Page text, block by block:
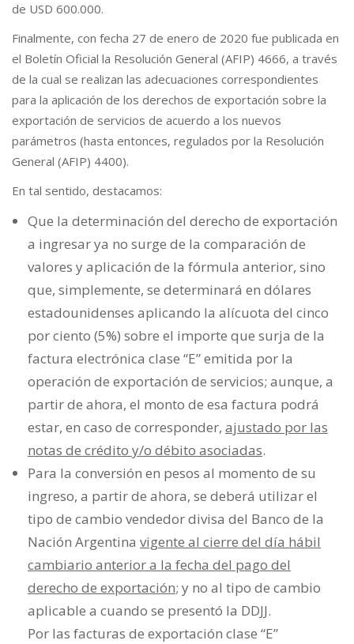
de USD 600.000.
Finalmente, con fecha 27 de enero de 2020 fue publicada en
el Boletín Oficial la Resolución General (AFIP) 4666, a través
de la cual se realizan las adecuaciones correspondientes
para la aplicación de los derechos de exportación sobre la
exportación de servicios de acuerdo a los nuevos
parámetros (hasta entonces, regulados por la Resolución
General (AFIP) 4400).
En tal sentido, destacamos:
Que la determinación del derecho de exportación
a ingresar ya no surge de la comparación de
valores y aplicación de la fórmula anterior, sino
que, simplemente, se determinará en dólares
estadounidenses aplicando la alícuota del cinco
por ciento (5%) sobre el importe que surja de la
factura electrónica clase “E” emitida por la
operación de exportación de servicios; aunque, a
partir de ahora, el monto de esa factura podrá
estar, en caso de corresponder, ajustado por las
notas de crédito y/o débito asociadas.
Para la conversión en pesos al momento de su
ingreso, a partir de ahora, se deberá utilizar el
tipo de cambio vendedor divisa del Banco de la
Nación Argentina vigente al cierre del día hábil
cambiario anterior a la fecha del pago del
derecho de exportación; y no al tipo de cambio
aplicable a cuando se presentó la DDJJ.
Por las facturas de exportación clase “E”